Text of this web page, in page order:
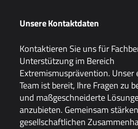
Unsere Kontaktdaten
Kontaktieren Sie uns für
Unterstützung im Bereich
Extremismusprävention. Unser
Team ist bereit, Ihre Fragen zu
und maßgeschneiderte
anzubieten. Gemeinsam
gesellschaftlichen